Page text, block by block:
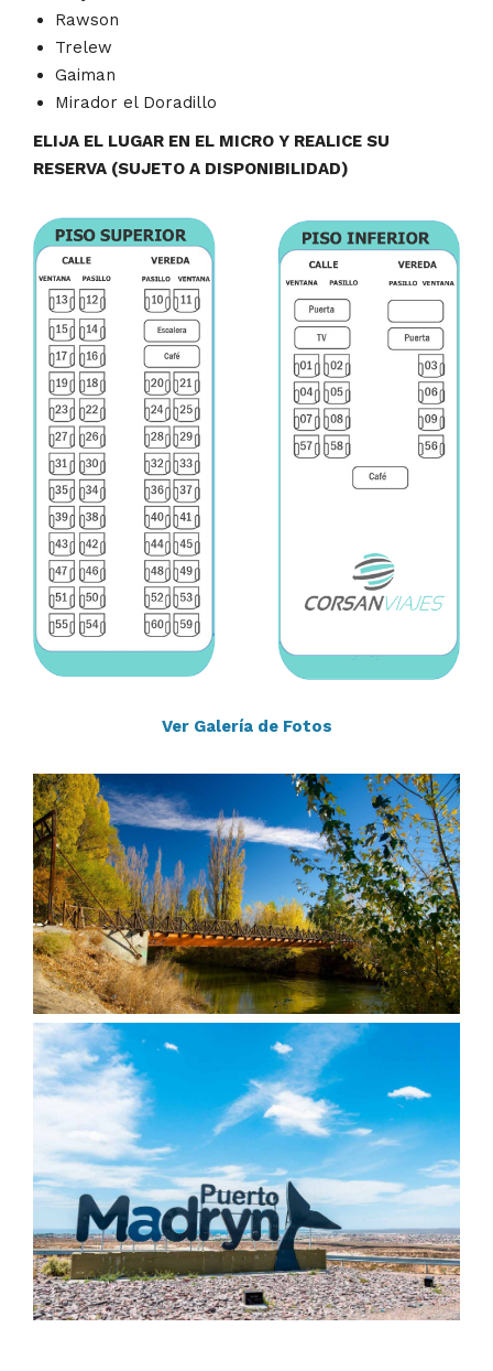
Rawson
Trelew
Gaiman
Mirador el Doradillo
ELIJA EL LUGAR EN EL MICRO Y REALICE SU
RESERVA (SUJETO A DISPONIBILIDAD)
Ver Galería de Fotos